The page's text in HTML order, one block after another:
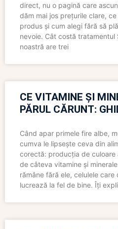
direct, nu o pagină care
dăm mai jos prețurile clare,
produs și cum alegi fără să
nevoie. Cât costă tratamentul
noastră are trei
CE VITAMINE ȘI
PĂRUL CĂRUNT:
Când apar primele fire albe,
cumva le lipsește ceva din
corectă: producția de
de câteva vitamine și
rămâne fără ele, celulele
lucrează la fel de bine. Îți